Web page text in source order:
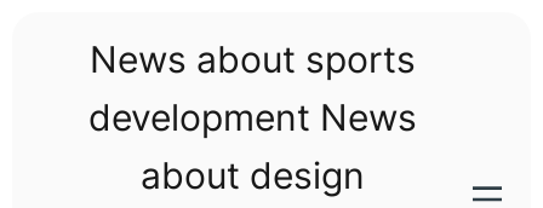
News about sports
development News
about design